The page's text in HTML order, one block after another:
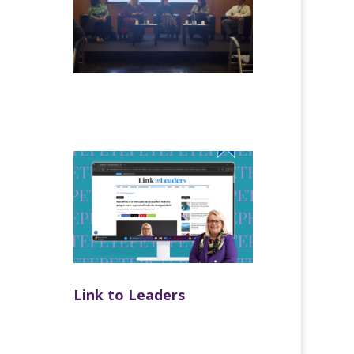
Link to Leaders